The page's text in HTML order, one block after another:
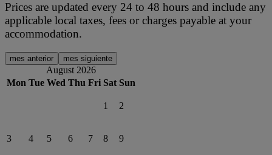
Prices are updated every 24 to 48 hours and include any
applicable local taxes, fees or charges payable at your
accommodation.
mes anterior mes siguiente
August 2026
Mon Tue Wed Thu Fri Sat Sun
1 2
3 4 5 6 7 8 9